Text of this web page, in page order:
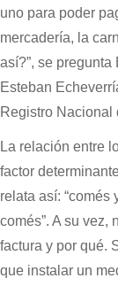
uno para poder
mercadería, la
así?”, se
Esteban
Registro Nacional
La relación entre
factor
relata así:
comés”. A su vez,
factura y por qué.
que instalar un